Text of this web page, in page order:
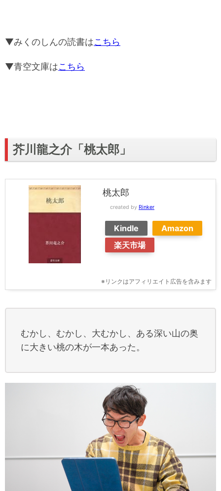
▼みくのしんの読書はこちら
▼青空文庫はこちら
芥川龍之介「桃太郎」
桃太郎
created by Rinker
Kindle
Amazon
楽天市場
※リンクはアフィリエイト広告を含みます
むかし、むかし、大むかし、ある深い山の奥
に大きい桃の木が一本あった。